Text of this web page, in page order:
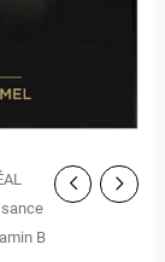
B